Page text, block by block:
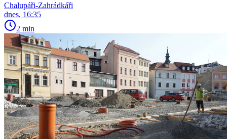
Chalupáři-Zahrádkáři
dnes, 16:35
2 min